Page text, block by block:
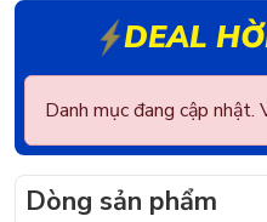
DEAL
Danh mục đang cập nhật.
Dòng sản phẩm